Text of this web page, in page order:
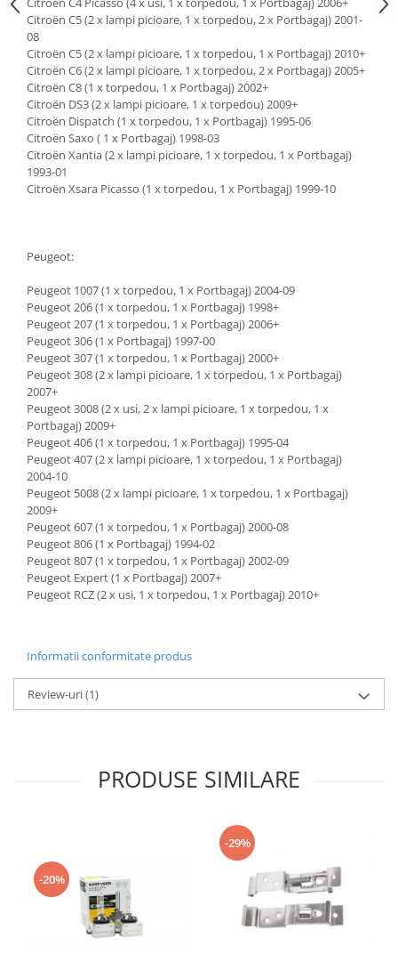
Citroën C5 (2 x lampi picioare, 1 x torpedou, 2 x Portbagaj) 2001-
08
Citroën C5 (2 x lampi picioare, 1 x torpedou, 1 x Portbagaj) 2010+
Citroën C6 (2 x lampi picioare, 1 x torpedou, 2 x Portbagaj) 2005+
Citroën C8 (1 x torpedou, 1 x Portbagaj) 2002+
Citroën DS3 (2 x lampi picioare, 1 x torpedou) 2009+
Citroën Dispatch (1 x torpedou, 1 x Portbagaj) 1995-06
Citroën Saxo ( 1 x Portbagaj) 1998-03
Citroën Xantia (2 x lampi picioare, 1 x torpedou, 1 x Portbagaj)
1993-01
Citroën Xsara Picasso (1 x torpedou, 1 x Portbagaj) 1999-10
Peugeot:
Peugeot 1007 (1 x torpedou, 1 x Portbagaj) 2004-09
Peugeot 206 (1 x torpedou, 1 x Portbagaj) 1998+
Peugeot 207 (1 x torpedou, 1 x Portbagaj) 2006+
Peugeot 306 (1 x Portbagaj) 1997-00
Peugeot 307 (1 x torpedou, 1 x Portbagaj) 2000+
Peugeot 308 (2 x lampi picioare, 1 x torpedou, 1 x Portbagaj)
2007+
Peugeot 3008 (2 x usi, 2 x lampi picioare, 1 x torpedou, 1 x
Portbagaj) 2009+
Peugeot 406 (1 x torpedou, 1 x Portbagaj) 1995-04
Peugeot 407 (2 x lampi picioare, 1 x torpedou, 1 x Portbagaj)
2004-10
Peugeot 5008 (2 x lampi picioare, 1 x torpedou, 1 x Portbagaj)
2009+
Peugeot 607 (1 x torpedou, 1 x Portbagaj) 2000-08
Peugeot 806 (1 x Portbagaj) 1994-02
Peugeot 807 (1 x torpedou, 1 x Portbagaj) 2002-09
Peugeot Expert (1 x Portbagaj) 2007+
Peugeot RCZ (2 x usi, 1 x torpedou, 1 x Portbagaj) 2010+
Informatii conformitate produs
Review-uri(1)
PRODUSE SIMILARE
-20%
-29%